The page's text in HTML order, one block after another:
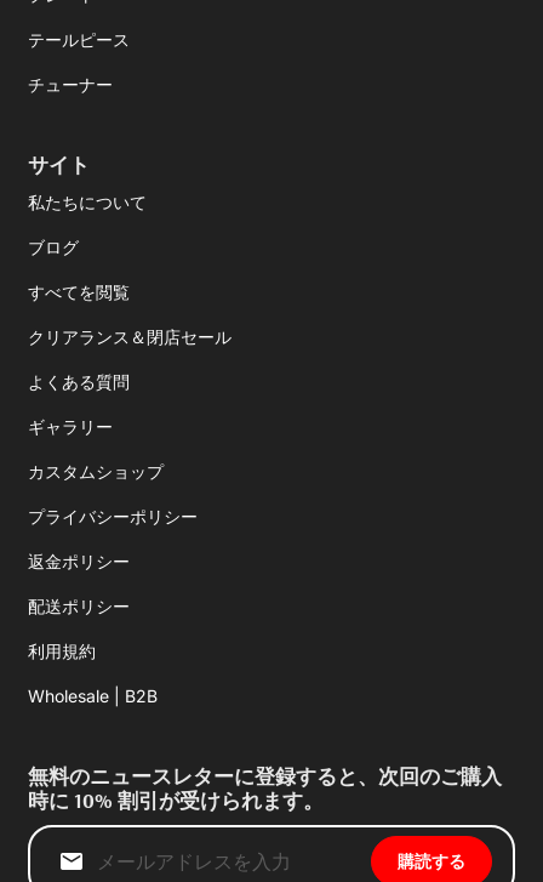
テールピース
チューナー
サイト
私たちについて
ブログ
すべてを閲覧
クリアランス＆閉店セール
よくある質問
ギャラリー
カスタムショップ
プライバシーポリシー
返金ポリシー
配送ポリシー
利用規約
Wholesale | B2B
無料のニュースレターに登録すると、次回のご購入
時に 10% 割引が受けられます。
購読する